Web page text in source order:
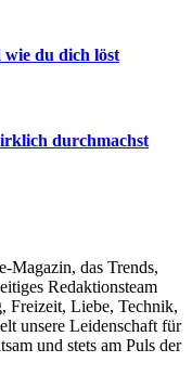
wie du dich löst
durchmachst
Magazin, das Trends,
Redaktionsteam
Freizeit, Liebe, Technik,
unsere Leidenschaft für
und stets am Puls der